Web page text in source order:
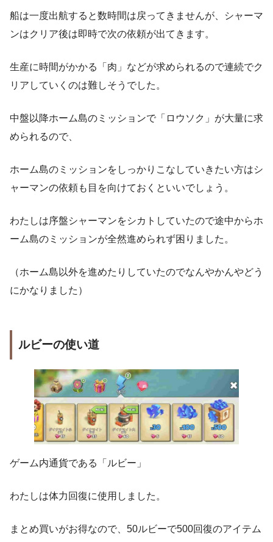
船は一度出航すると数時間は戻ってきませんが、シャーマ
ンはクリア後は即時で次の依頼が出てきます。
生産に時間がかかる「肉」などが求められるので連続でク
リアしていくのは難しそうでした。
中盤以降ホーム島のミッションで「ロウソク」が大量に求
められるので、
ホーム島のミッションをしっかりこなしていきたい方はシ
ャーマンの依頼も目を向けておくといいでしょう。
わたしは序盤シャーマンをシカトしていたので途中からホ
ーム島のミッションが全然進められず困りました。
（ホーム島以外を進めたりしていたのでなんやかんやどう
にかなりました）
ルビーの使い道
ゲーム内通貨である「ルビー」
わたしは体力回復に使用しました。
まとめ買いがお得なので、50ルビーで500回復のアイテム